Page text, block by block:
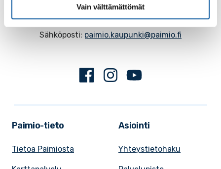
Vain välttämättömät
Postiosoite: PL 50, 21531 PAIMIO
Vaihde: (02) 474 511
Sähköposti: paimio.kaupunki@paimio.fi
FacebookInstagram
Paimio-tieto
Tietoa Paimiosta
Asiointi
Yhteystietohaku